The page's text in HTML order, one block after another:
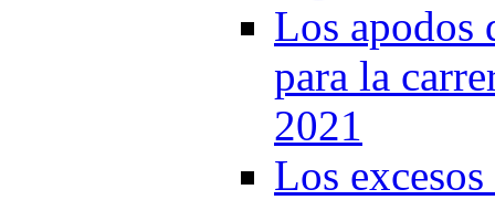
Los apodos
para la
2021
Los